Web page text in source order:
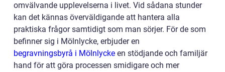
omvälvande upplevelserna i livet. Vid sådana stunder
kan det kännas överväldigande att hantera alla
praktiska frågor samtidigt som man sörjer. För de som
befinner sig i Mölnlycke, erbjuder en
begravningsbyrå i Mölnlycke en stödjande och familjär
hand för att göra processen smidigare och mer